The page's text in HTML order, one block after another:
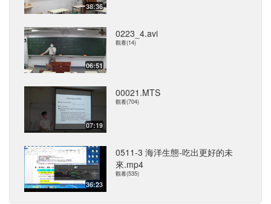
38:36
06:51
0223_4.avi
觀看(14)
07:19
00021.MTS
觀看(704)
36:23
0511-3 海洋生態-吃出更好的未
來.mp4
觀看(535)